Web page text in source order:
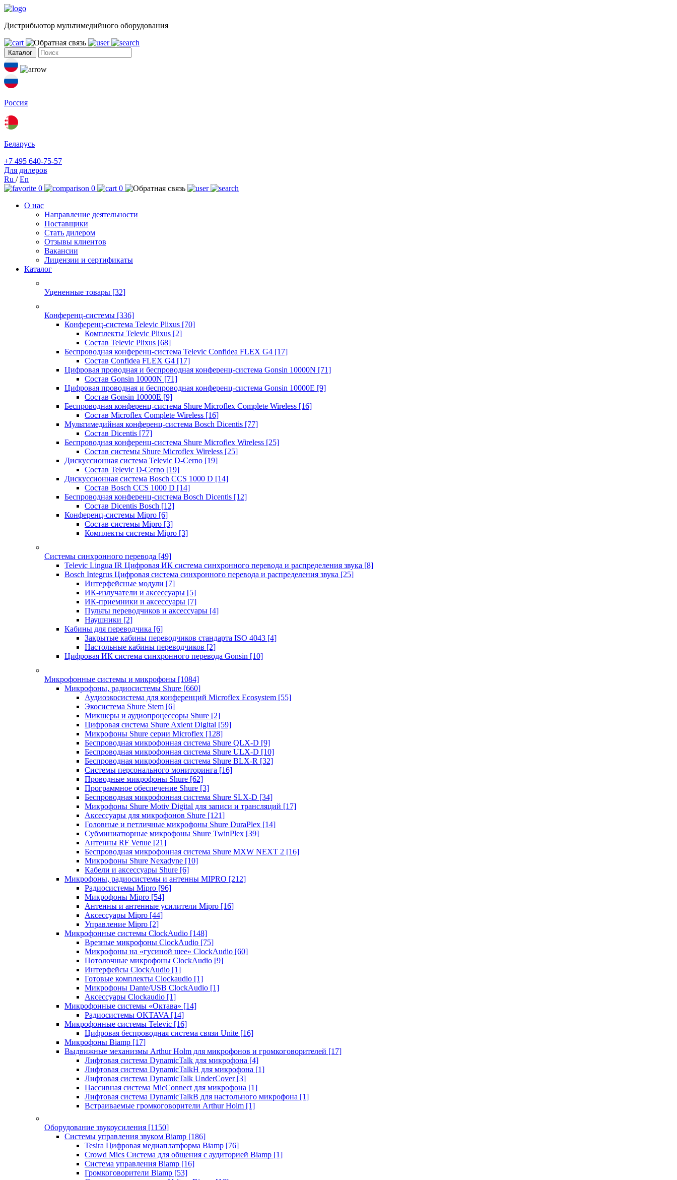
Дистрибьютор мультимедийного оборудования
Каталог
Россия
Беларусь
+7 495 640-75-57
Для дилеров
Ru /En
0
0
0
О нас
Направление деятельности
Поставщики
Стать дилером
Отзывы клиентов
Вакансии
Лицензии и сертификаты
Каталог
Уцененные товары [32]
Конференц-системы [336]
Конференц-система Televic Plixus [70]
Комплекты Televic Plixus [2]
Состав Televic Plixus [68]
Беспроводная конференц-система Televic Confidea FLEX G4 [17]
Состав Confidea FLEX G4 [17]
Цифровая проводная и беспроводная конференц-система Gonsin 10000N [71]
Состав Gonsin 10000N [71]
Цифровая проводная и беспроводная конференц-система Gonsin 10000E [9]
Состав Gonsin 10000E [9]
Беспроводная конференц-система Shure Microflex Complete Wireless [16]
Состав Microflex Complete Wireless [16]
Мультимедийная конференц-система Bosch Dicentis [77]
Состав Dicentis [77]
Беспроводная конференц-система Shure Microflex Wireless [25]
Состав системы Shure Microflex Wireless [25]
Дискуссионная система Televic D-Cerno [19]
Состав Televic D-Cerno [19]
Дискуссионная система Bosch CCS 1000 D [14]
Состав Bosch CCS 1000 D [14]
Беспроводная конференц-система Bosch Dicentis [12]
Состав Dicentis Bosch [12]
Конференц-системы Mipro [6]
Состав системы Mipro [3]
Комплекты системы Mipro [3]
Системы синхронного перевода [49]
Televic Lingua IR Цифровая ИК система синхронного перевода и распределения звука [8]
Bosch Integrus Цифровая система синхронного перевода и распределения звука [25]
Интерфейсные модули [7]
ИК-излучатели и аксессуары [5]
ИК-приемники и аксессуары [7]
Пульты переводчиков и аксессуары [4]
Наушники [2]
Кабины для переводчика [6]
Закрытые кабины переводчиков стандарта ISO 4043 [4]
Настольные кабины переводчиков [2]
Цифровая ИК система синхронного перевода Gonsin [10]
Микрофонные системы и микрофоны [1084]
Микрофоны, радиосистемы Shure [660]
Аудиоэкосистема для конференций Microflex Ecosystem [55]
Экосистема Shure Stem [6]
Микшеры и аудиопроцессоры Shure [2]
Цифровая система Shure Axient Digital [59]
Микрофоны Shure серии Microflex [128]
Беспроводная микрофонная система Shure QLX-D [9]
Беспроводная микрофонная система Shure ULX-D [10]
Беспроводная микрофонная система Shure BLX-R [32]
Системы персонального мониторинга [16]
Проводные микрофоны Shure [62]
Программное обеспечение Shure [3]
Беспроводная микрофонная система Shure SLX-D [34]
Микрофоны Shure Motiv Digital для записи и трансляций [17]
Аксессуары для микрофонов Shure [121]
Головные и петличные микрофоны Shure DuraPlex [14]
Субминиатюрные микрофоны Shure TwinPlex [39]
Антенны RF Venue [21]
Беспроводная микрофонная система Shure MXW NEXT 2 [16]
Микрофоны Shure Nexadyne [10]
Кабели и аксессуары Shure [6]
Микрофоны, радиосистемы и антенны MIPRO [212]
Радиосистемы Mipro [96]
Микрофоны Mipro [54]
Антенны и антенные усилители Mipro [16]
Аксессуары Mipro [44]
Управление Mipro [2]
Микрофонные системы ClockAudio [148]
Врезные микрофоны ClockAudio [75]
Микрофоны на «гусиной шее» ClockAudio [60]
Потолочные микрофоны ClockAudio [9]
Интерфейсы ClockAudio [1]
Готовые комплекты Clockaudio [1]
Микрофоны Dante/USB ClockAudio [1]
Аксессуары Clockaudio [1]
Микрофонные системы «Октава» [14]
Радиосистемы OKTAVA [14]
Микрофонные системы Televic [16]
Цифровая беспроводная система связи Unite [16]
Микрофоны Biamp [17]
Выдвижные механизмы Arthur Holm для микрофонов и громкоговорителей [17]
Лифтовая система DynamicTalk для микрофона [4]
Лифтовая система DynamicTalkH для микрофона [1]
Лифтовая система DynamicTalk UnderCover [3]
Пассивная система MicConnect для микрофона [1]
Лифтовая система DynamicTalkB для настольного микрофона [1]
Встраиваемые громкоговорители Arthur Holm [1]
Оборудование звукоусиления [1150]
Системы управления звуком Biamp [186]
Tesira Цифровая медиаплатформа Biamp [76]
Crowd Mics Система для общения с аудиторией Biamp [1]
Система управления Biamp [16]
Громкоговорители Biamp [53]